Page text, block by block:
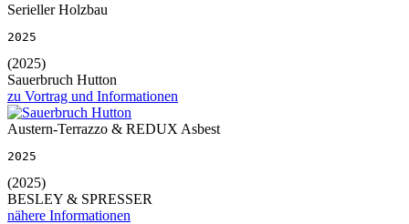
Serieller Holzbau
2025
(2025)
Sauerbruch Hutton
zu Vortrag und Informationen
Austern-Terrazzo & REDUX Asbest
2025
(2025)
BESLEY & SPRESSER
nähere Informationen